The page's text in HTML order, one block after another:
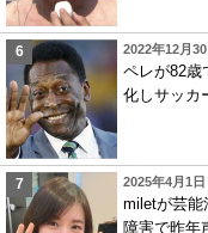
2022年12月
ペレが82歳
化しサッカ
2025年4月1
miletが芸能
障害で昨年